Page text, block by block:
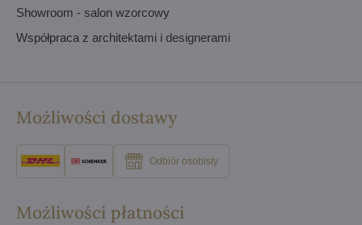
Showroom - salon wzorcowy
Współpraca z architektami i designerami
Możliwości dostawy
Odbiór osobisty
Możliwości płatności